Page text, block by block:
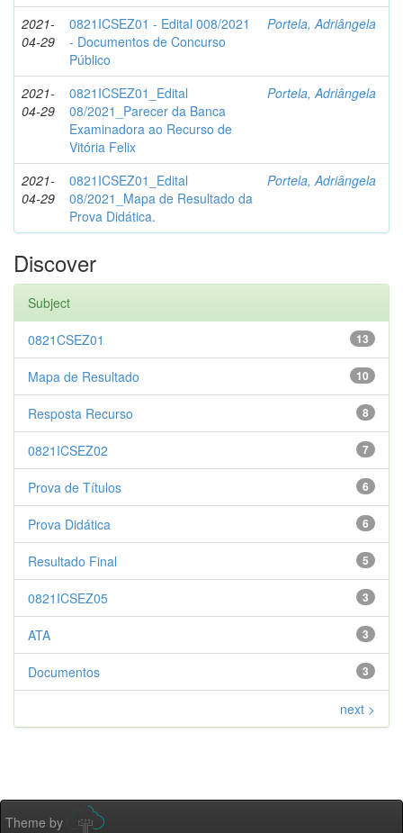
2021-
04-29
0821ICSEZ01 - Edital 008/2021
- Documentos de Concurso
Público
Portela, Adriângela
2021-
04-29
0821ICSEZ01_Edital
08/2021_Parecer da Banca
Examinadora ao Recurso de
Vitória Felix
Portela, Adriângela
2021-
04-29
0821ICSEZ01_Edital
08/2021_Mapa de Resultado da
Prova Didática.
Portela, Adriângela
Discover
Subject
13
0821CSEZ01
10
Mapa de Resultado
8
Resposta Recurso
7
0821ICSEZ02
6
Prova de Títulos
6
Prova Didática
5
Resultado Final
3
0821ICSEZ05
3
ATA
3
Documentos
next >
Theme by